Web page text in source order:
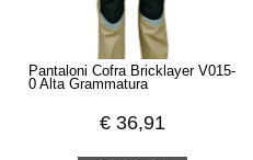
Pantaloni Cofra Bricklayer V015-
0 Alta Grammatura
€ 36,91